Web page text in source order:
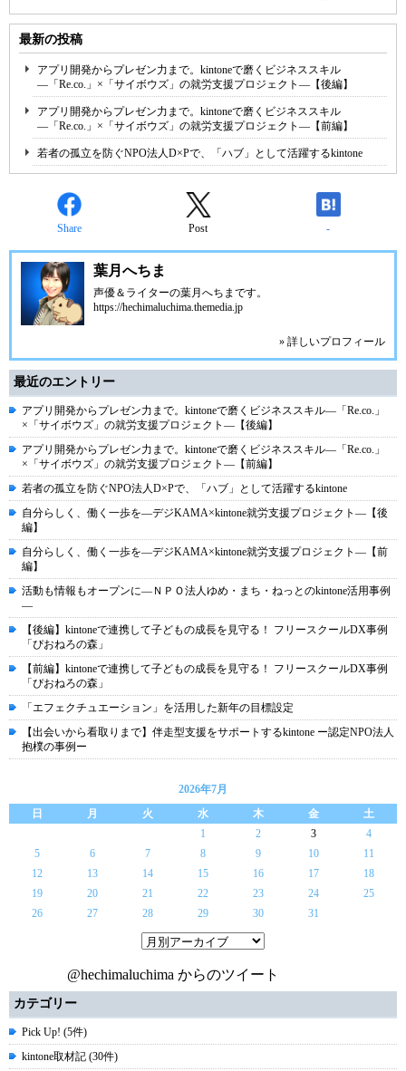
最新の投稿
アプリ開発からプレゼン力まで。kintoneで磨くビジネススキル
―「Re.co.」×「サイボウズ」の就労支援プロジェクト―【後編】
アプリ開発からプレゼン力まで。kintoneで磨くビジネススキル
―「Re.co.」×「サイボウズ」の就労支援プロジェクト―【前編】
若者の孤立を防ぐNPO法人D×Pで、「ハブ」として活躍するkintone
Share Post -
葉月へちま
声優＆ライターの葉月へちまです。
https://hechimaluchima.themedia.jp
» 詳しいプロフィール
最近のエントリー
アプリ開発からプレゼン力まで。kintoneで磨くビジネススキル―「Re.co.」
×「サイボウズ」の就労支援プロジェクト―【後編】
アプリ開発からプレゼン力まで。kintoneで磨くビジネススキル―「Re.co.」
×「サイボウズ」の就労支援プロジェクト―【前編】
若者の孤立を防ぐNPO法人D×Pで、「ハブ」として活躍するkintone
自分らしく、働く一歩を―デジKAMA×kintone就労支援プロジェクト―【後
編】
自分らしく、働く一歩を―デジKAMA×kintone就労支援プロジェクト―【前
編】
活動も情報もオープンに―ＮＰＯ法人ゆめ・まち・ねっとのkintone活用事例
―
【後編】kintoneで連携して子どもの成長を見守る！ フリースクールDX事例
「ぴおねろの森」
【前編】kintoneで連携して子どもの成長を見守る！ フリースクールDX事例
「ぴおねろの森」
「エフェクチュエーション」を活用した新年の目標設定
【出会いから看取りまで】伴走型支援をサポートするkintone ー認定NPO法人
抱樸の事例ー
2026年7月
日
月 火 水 木 金
土
1
2 3
4
5
6 7 8 9 10
11
12
13 14 15 16 17
18
19
20 21 22 23 24
25
26
27 28 29 30 31
@hechimaluchima からのツイート
カテゴリー
Pick Up! (5件)
kintone取材記 (30件)